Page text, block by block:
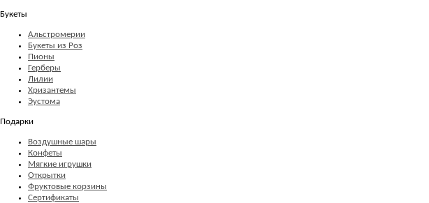
Букеты
Альстромерии
Букеты из Роз
Пионы
Герберы
Лилии
Хризантемы
Эустома
Подарки
Воздушные шары
Конфеты
Мягкие игрушки
Открытки
Фруктовые корзины
Сертификаты